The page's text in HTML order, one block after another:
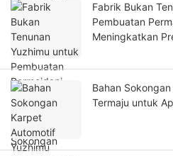
Fabrik Bukan
Pembuatan
Meningkatkan
Bahan
Termaju untuk